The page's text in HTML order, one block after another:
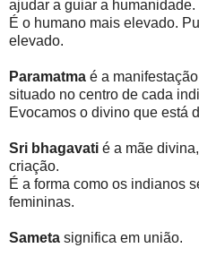
ajudar a guiar a humanidade.
É o humano mais elevado.
elevado.
Paramatma é a
situado no centro de cada
Evocamos o divino que está
Sri bhagavati é a mãe
criação.
É a forma como os indianos
femininas.
Sameta significa em união.